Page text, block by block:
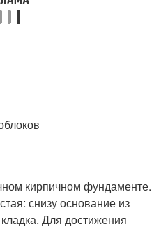
кирпичном фундаменте.
снизу основание из
Для достижения